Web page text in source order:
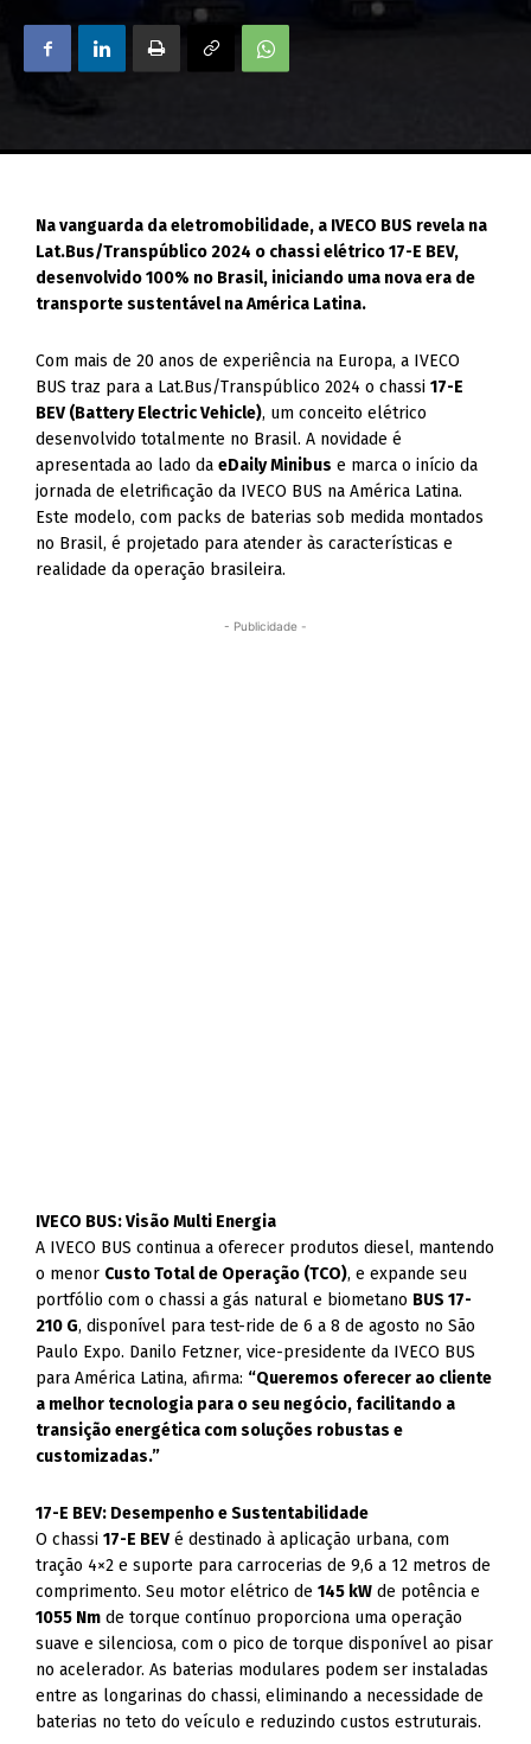
Na vanguarda da eletromobilidade, a IVECO BUS revela na
Lat.Bus/Transpúblico 2024 o chassi elétrico 17-E BEV,
desenvolvido 100% no Brasil, iniciando uma nova era de
transporte sustentável na América Latina.
Com mais de 20 anos de experiência na Europa, a IVECO
BUS traz para a Lat.Bus/Transpúblico 2024 o chassi17-E
BEV (Battery Electric Vehicle), um conceito elétrico
desenvolvido totalmente no Brasil. A novidade é
apresentada ao lado daeDaily Minibus e marca o início da
jornada de eletrificação da IVECO BUS na América Latina.
Este modelo, com packs de baterias sob medida montados
no Brasil, é projetado para atender às características e
realidade da operação brasileira.
- Publicidade -
IVECO BUS: Visão Multi Energia
A IVECO BUS continua a oferecer produtos diesel, mantendo
o menor Custo Total de Operação (TCO), e expande seu
portfólio com o chassi a gás natural e biometano BUS 17-
210 G, disponível para test-ride de 6 a 8 de agosto no São
Paulo Expo. Danilo Fetzner, vice-presidente da IVECO BUS
para América Latina, afirma: “Queremos oferecer ao cliente
a melhor tecnologia para o seu negócio, facilitando a
transição energética com soluções robustas e
customizadas.”
17-E BEV: Desempenho e Sustentabilidade
O chassi17-E BEV é destinado à aplicação urbana, com
tração 4×2 e suporte para carrocerias de 9,6 a 12 metros de
comprimento. Seu motor elétrico de145 kW de potência e
1055 Nm de torque contínuo proporciona uma operação
suave e silenciosa, com o pico de torque disponível ao pisar
no acelerador. As baterias modulares podem ser instaladas
entre as longarinas do chassi, eliminando a necessidade de
baterias no teto do veículo e reduzindo custos estruturais.